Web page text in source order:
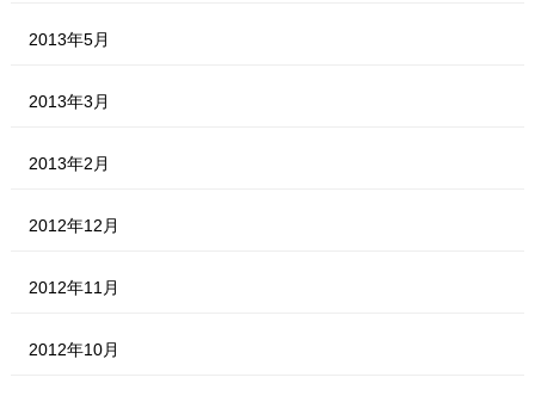
2013年5月
2013年3月
2013年2月
2012年12月
2012年11月
2012年10月